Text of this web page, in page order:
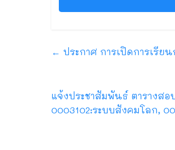
← ประกาศ การเปิดการเรีย
แจ้งประชาสัมพันธ์ ตารางสอ
0003102:ระบบสังคมโลก,